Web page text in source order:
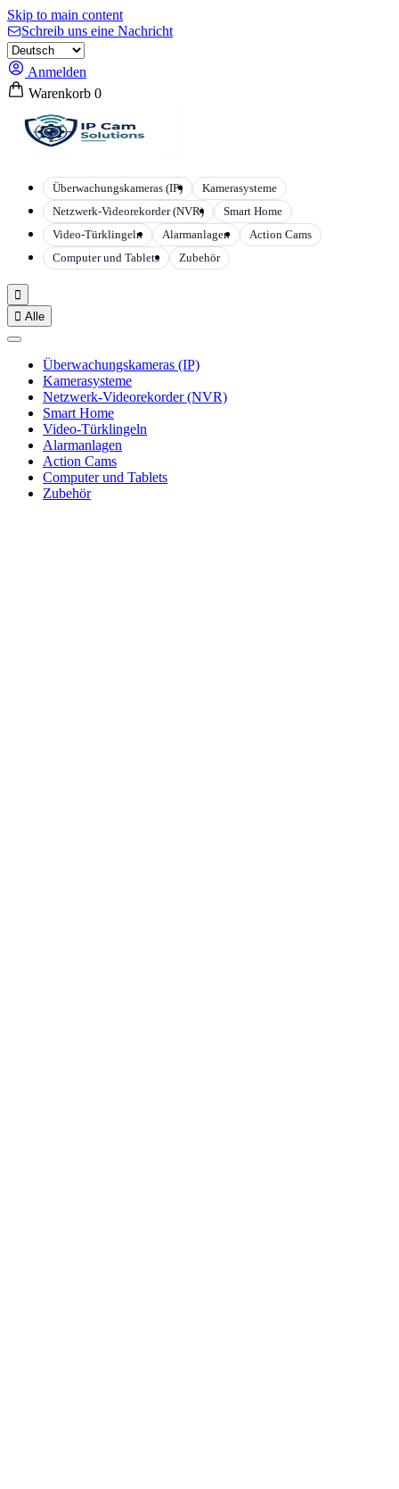
Skip to main content
Schreib uns eine Nachricht
Anmelden
Warenkorb 0
Überwachungskameras (IP)
Kamerasysteme
Netzwerk-Videorekorder (NVR)
Smart Home
Video-Türklingeln
Alarmanlagen
Action Cams
Computer und Tablets
Zubehör

 Alle
Überwachungskameras (IP)
Kamerasysteme
Netzwerk-Videorekorder (NVR)
Smart Home
Video-Türklingeln
Alarmanlagen
Action Cams
Computer und Tablets
Zubehör